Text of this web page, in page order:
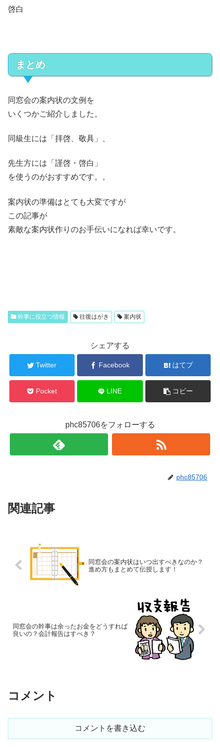
啓白
まとめ
同窓会の案内状の文例を
いくつかご紹介しました。
同級生には「拝啓、敬具」、
先生方には「謹啓・啓白」
を使うのがおすすめです。。
案内状の準備はとても大変ですが
この記事が
素敵な案内状作りのお手伝いになれば幸いです。
幹事に役立つ情報 往復はがき 案内状
シェアする
Twitter Facebook はてブ
Pocket LINE コピー
phc85706をフォローする
phc85706
関連記事
同窓会の案内状はいつ出すべきなのか？
進め方もまとめて伝授します！
同窓会の幹事は余ったお金をどうすれば
良いの？会計報告はすべき？
コメント
コメントを書き込む